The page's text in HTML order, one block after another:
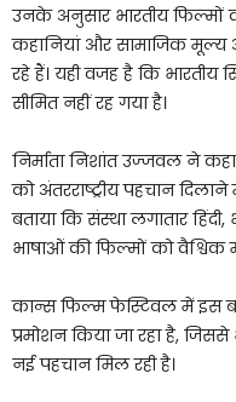
उनके अनुसार भारतीय फिल्मों
कहानियां और सामाजिक मूल्य
रहे हैं। यही वजह है कि
सीमित नहीं रह गया है।
निर्माता निशांत उज्जवल ने
को अंतरराष्ट्रीय पहचान
बताया कि संस्था लगातार हिंदी,
भाषाओं की फिल्मों को वैश्विक
कान्स फिल्म फेस्टिवल में इस
प्रमोशन किया जा रहा है, जिससे
नई पहचान मिल रही है।